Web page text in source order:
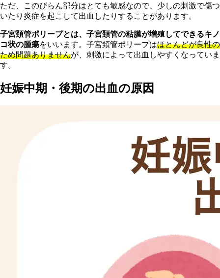
ただ、このびらん部分はとても敏感なので、少しの刺激で傷つ
いたり炎症を起こして出血したりすることがあります。
子宮頚管ポリープとは、子宮頚管の粘膜が増殖してできるキノ
コ状の腫瘍をいいます。子宮頚管ポリープはほとんどが良性の
ため問題ありませんが、刺激によって出血しやすくなっていま
す。
妊娠中期・後期の出血の原因